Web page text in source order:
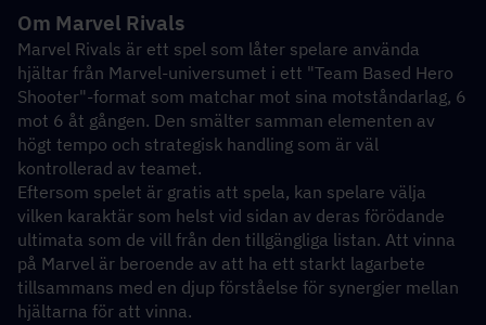
Om Marvel Rivals
Marvel Rivals är ett spel som låter spelare använda
hjältar från Marvel-universumet i ett "Team Based Hero
Shooter"-format som matchar mot sina motståndarlag, 6
mot 6 åt gången. Den smälter samman elementen av
högt tempo och strategisk handling som är väl
kontrollerad av teamet.
Eftersom spelet är gratis att spela, kan spelare välja
vilken karaktär som helst vid sidan av deras förödande
ultimata som de vill från den tillgängliga listan. Att vinna
på Marvel är beroende av att ha ett starkt lagarbete
tillsammans med en djup förståelse för synergier mellan
hjältarna för att vinna.